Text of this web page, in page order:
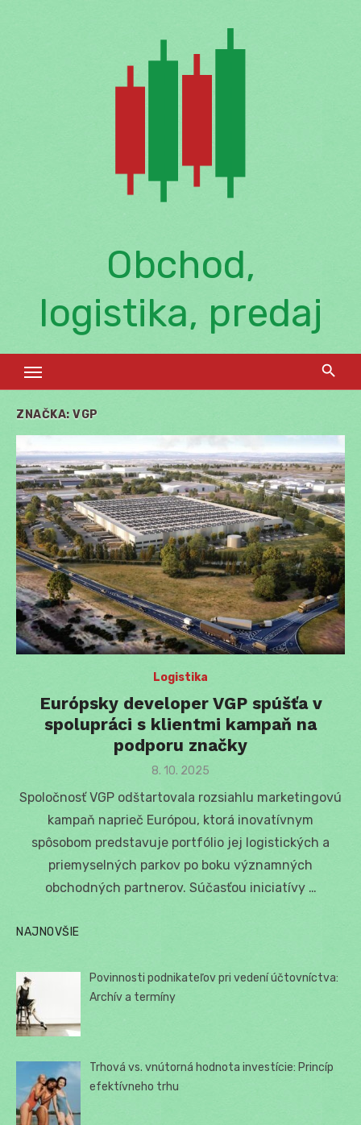
Obchod,
logistika, predaj
ZNAČKA: VGP
Logistika
Európsky developer VGP spúšťa v
spolupráci s klientmi kampaň na
podporu značky
Posted
8. 10. 2025
Spoločnosť VGP odštartovala rozsiahlu marketingovú
kampaň naprieč Európou, ktorá inovatívnym
spôsobom predstavuje portfólio jej logistických a
priemyselných parkov po boku významných
obchodných partnerov. Súčasťou iniciatívy …
NAJNOVŠIE
Povinnosti podnikateľov pri vedení účtovníctva:
Archív a termíny
Trhová vs. vnútorná hodnota investície: Princíp
efektívneho trhu